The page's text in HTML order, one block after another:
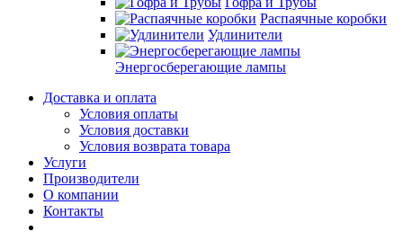
Распаячные коробки
Удлинители
Энергосберегающие лампы
Доставка и оплата
Условия оплаты
Условия доставки
Условия возврата товара
Услуги
Производители
О компании
Контакты